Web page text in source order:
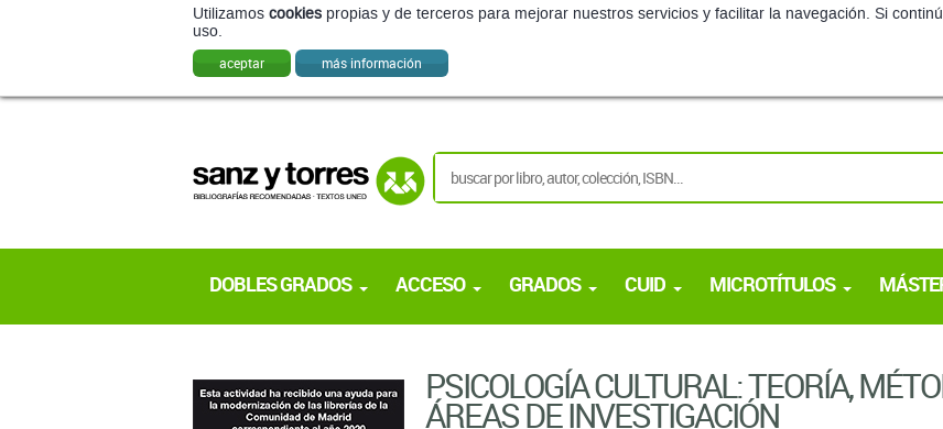
Utilizamos cookies propias y de terceros para mejorar nuestros servicios y facilitar la navegación. Si
uso.
aceptar más información
DOBLES GRADOS ACCESO GRADOS CUID MICROTÍTULOS
PSICOLOGÍA CULTURAL: TEORÍA,
ÁREAS DE INVESTIGACIÓN